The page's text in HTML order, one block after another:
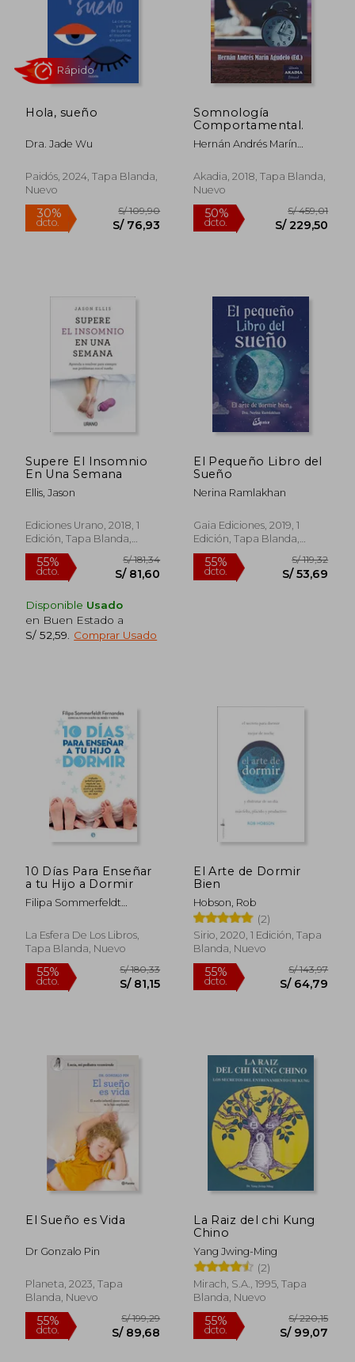
Hola, sueño
Dra. Jade Wu
Paidós, 2024, Tapa Blanda,
Nuevo
Somnología
Comportamental.
Hernán Andrés Marín
Akadia, 2018, Tapa Blanda,
Nuevo
50%
dcto.
Supere El Insomnio
En Una Semana
Ellis, Jason
Ediciones Urano, 2018, 1
Edición, Tapa Blanda,
Nuevo
dcto. S/ 81,60
Disponible Usado
en Buen Estado a
S/ 52,59
Comprar Usado
El Pequeño Libro del
Sueño
Nerina Ramlakhan
Gaia Ediciones, 2019, 1
Edición, Tapa Blanda,
Nuevo
55%
dcto.
10 Días Para Enseñar
a tu Hijo a Dormir
Filipa Sommerfeldt
La Esfera De Los Libros,
Tapa Blanda, Nuevo
55%
dcto.
El Arte de Dormir
Bien
Hobson, Rob
(2)
Sirio, 2020, 1 Edición, Tapa
Blanda, Nuevo
55%
dcto.
El Sueño es Vida
Dr Gonzalo Pin
Planeta, 2023, Tapa
Blanda, Nuevo
La Raiz del chi Kung
Chino
Yang Jwing-Ming
(2)
Mirach, S.A., 1995, Tapa
Blanda, Nuevo